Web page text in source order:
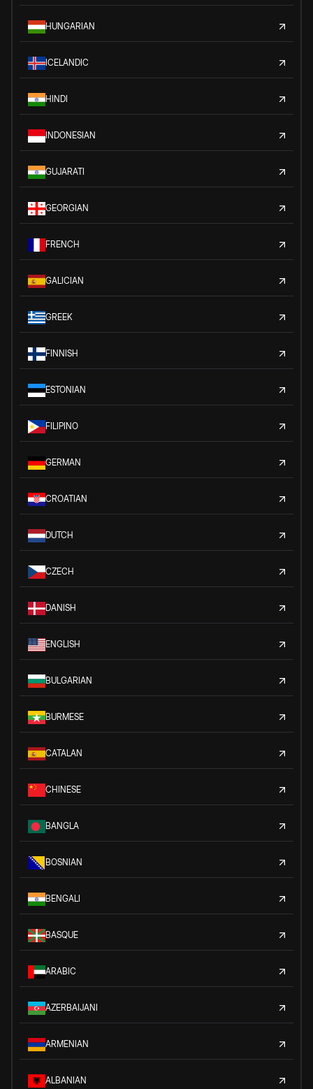
HUNGARIAN
ICELANDIC
HINDI
INDONESIAN
GUJARATI
GEORGIAN
FRENCH
GALICIAN
GREEK
FINNISH
ESTONIAN
FILIPINO
GERMAN
CROATIAN
DUTCH
CZECH
DANISH
ENGLISH
BULGARIAN
BURMESE
CATALAN
CHINESE
BANGLA
BOSNIAN
BENGALI
BASQUE
ARABIC
AZERBAIJANI
ARMENIAN
ALBANIAN